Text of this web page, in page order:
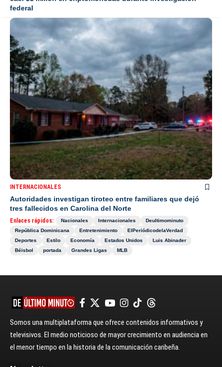
federal
INTERNACIONALES
Autoridades investigan tiroteo entre familiares que dejó
tres fallecidos en Carolina del Norte
Enlaces rápidos: Nacionales Internacionales
Deultimominuto
República Dominicana
Entretenimiento
ElPeriódicodelaVerdad
Deportes
Estilo Economía Estados Unidos
Luis Abinader
Béisbol
portada Grandes Ligas MLB
Somos una multiplataforma que ofrece contenidos informativos y
televisivos. El medio noticioso de mayor crecimiento en audiencia en
el menor tiempo en la historia de la comunicación caribeña.